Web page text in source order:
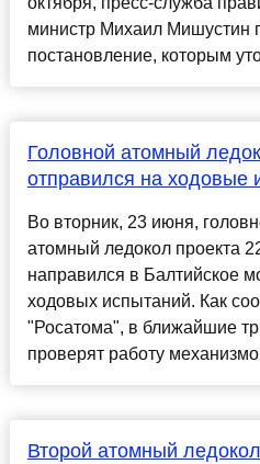
министр Михаил Мишустин
постановление, которым
Головной атомный
отправился на ходовые
Во вторник, 23 июня,
атомный ледокол проекта
направился в Балтийское
ходовых испытаний. Как
"Росатома", в ближайшие
проверят работу
Второй атомный